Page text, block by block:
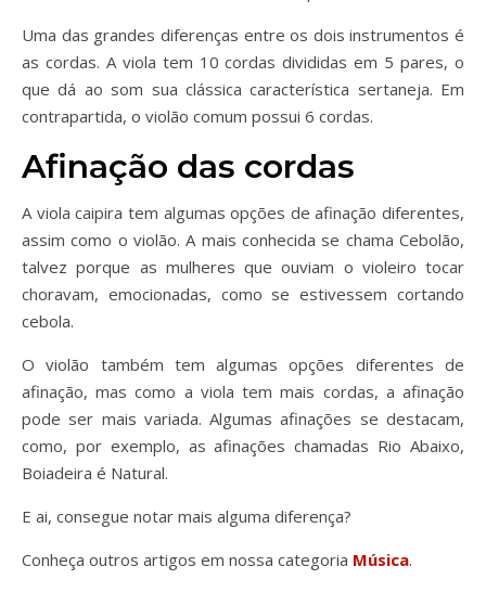
Uma das grandes diferenças entre os dois instrumentos é
as cordas. A viola tem 10 cordas divididas em 5 pares, o
que dá ao som sua clássica característica sertaneja. Em
contrapartida, o violão comum possui 6 cordas.
Afinação das cordas
A viola caipira tem algumas opções de afinação diferentes,
assim como o violão. A mais conhecida se chama Cebolão,
talvez porque as mulheres que ouviam o violeiro tocar
choravam, emocionadas, como se estivessem cortando
cebola.
O violão também tem algumas opções diferentes de
afinação, mas como a viola tem mais cordas, a afinação
pode ser mais variada. Algumas afinações se destacam,
como, por exemplo, as afinações chamadas Rio Abaixo,
Boiadeira é Natural.
E ai, consegue notar mais alguma diferença?
Conheça outros artigos em nossa categoria Música.